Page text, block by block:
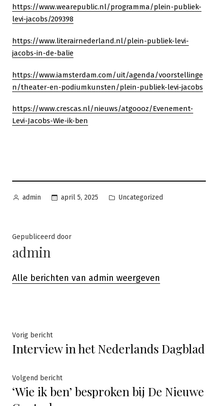
https://www.wearepublic.nl/programma/plein-publiek-
levi-jacobs/209398
https://www.literairnederland.nl/plein-publiek-levi-
jacobs-in-de-balie
https://www.iamsterdam.com/uit/agenda/voorstellinge
n/theater-en-podiumkunsten/plein-publiek-levi-jacobs
https://www.crescas.nl/nieuws/atgoooz/Evenement-
Levi-Jacobs-Wie-ik-ben
Geplaatst
admin april 5, 2025
Geplaatst
Uncategorized
Gepubliceerd door
admin
Alle berichten van admin weergeven
Bericht
navigatie
Vorig berichtVorig
bericht:
Interview in het Nederlands Dagblad
Volgend berichtVolgend
bericht:
‘Wie ik ben’ besproken bij De Nieuwe